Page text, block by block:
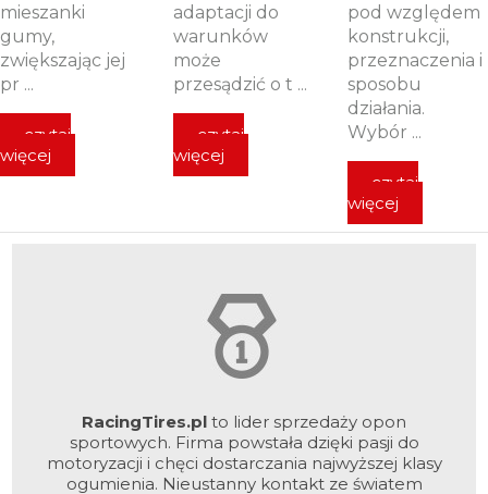
mieszanki
gumy,
zwiększając jej
pr ...
czytaj
więcej
adaptacji do
warunków
może
przesądzić o t ...
czytaj
więcej
pod względem
konstrukcji,
przeznaczenia i
sposobu
działania.
Wybór ...
czytaj
więcej
RacingTires.pl to lider sprzedaży opon
sportowych. Firma powstała dzięki pasji do
motoryzacji i chęci dostarczania najwyższej klasy
ogumienia. Nieustanny kontakt ze światem